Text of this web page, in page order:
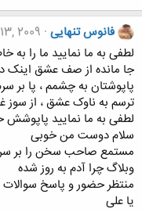
فانوس تنهایی 2009
لطفی به ما نمایید ما را به
جا مانده از صف عشق اینک
پاپوشتان به چشمم ، پا بر
ترسم به ناوک عشق ، از سوز
لطفی به ما نمایید پاپوشش
سلام دوست من خوبی
مستمع صاحب سخن را بر سر
وبلاگ چرا آدم به روز شده
منتظر حضور و پاسخ
یا علی